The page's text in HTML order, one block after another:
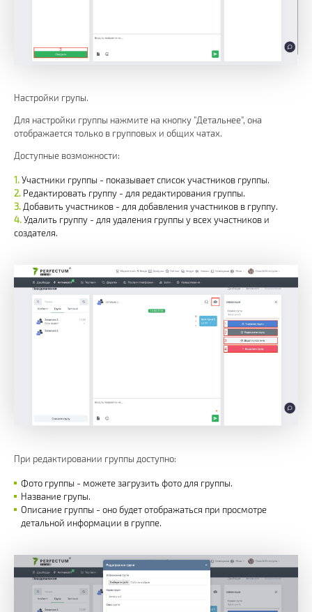
Настройки групы.
Для настройки группы нажмите на кнопку "Детальнее", она
отображается только в групповых и общих чатах.
Доступные возможности:
Участники группы - показывает список участников группы.
Редактировать группу - для редактирования группы.
Добавить участников - для добавления участников в группу.
Удалить группу - для удаления группы у всех участников и
создателя.
При редактировании группы доступно:
Фото группы - можете загрузить фото для группы.
Название групы.
Описание группы - оно будет отображаться при просмотре
детальной информации в группе.